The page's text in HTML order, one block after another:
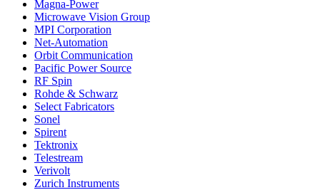
Magna-Power
Microwave Vision Group
MPI Corporation
Net-Automation
Orbit Communication
Pacific Power Source
RF Spin
Rohde & Schwarz
Select Fabricators
Sonel
Spirent
Tektronix
Telestream
Verivolt
Zurich Instruments